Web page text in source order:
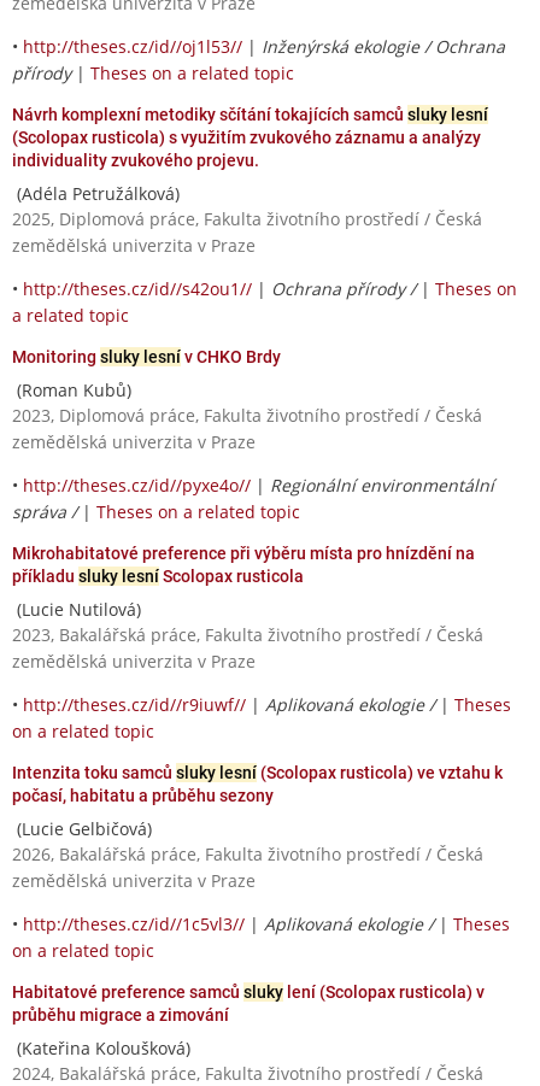
• http://theses.cz/id//oj1l53// | Inženýrská ekologie / Ochrana
přírody| Theses on a related topic
Návrh komplexní metodiky sčítání tokajících samců sluky lesní
(Scolopax rusticola) s využitím zvukového záznamu a analýzy
individuality zvukového projevu.
(Adéla Petružálková)
2025, Diplomová práce, Fakulta životního prostředí / Česká
zemědělská univerzita v Praze
• http://theses.cz/id//s42ou1// | Ochrana přírody / | Theses on
a related topic
Monitoring sluky lesnív CHKO Brdy
(Roman Kubů)
2023, Diplomová práce, Fakulta životního prostředí / Česká
zemědělská univerzita v Praze
• http://theses.cz/id//pyxe4o// | Regionální environmentální
správa / | Theses on a related topic
Mikrohabitatové preference při výběru místa pro hnízdění na
příkladu sluky lesníScolopax rusticola
(Lucie Nutilová)
2023, Bakalářská práce, Fakulta životního prostředí / Česká
zemědělská univerzita v Praze
• http://theses.cz/id//r9iuwf// | Aplikovaná ekologie / | Theses
on a related topic
Intenzita toku samců sluky lesní (Scolopax rusticola) ve vztahu k
počasí, habitatu a průběhu sezony
(Lucie Gelbičová)
2026, Bakalářská práce, Fakulta životního prostředí / Česká
zemědělská univerzita v Praze
• http://theses.cz/id//1c5vl3// | Aplikovaná ekologie / | Theses
on a related topic
Habitatové preference samců sluky lení (Scolopax rusticola) v
průběhu migrace a zimování
(Kateřina Koloušková)
2024, Bakalářská práce, Fakulta životního prostředí / Česká